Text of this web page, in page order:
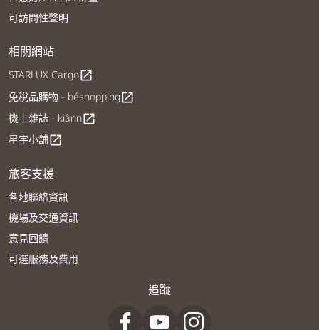
可訪問性聲明
相關網站
STARLUX Cargoopen_in_new
免稅品購物 - béshoppingopen_in_new
機上雜誌 - kiânnopen_in_new
星宇小舖open_in_new
旅客支援
各地聯絡資訊
機場及交通資訊
意見回饋
可選服務及費用
追蹤